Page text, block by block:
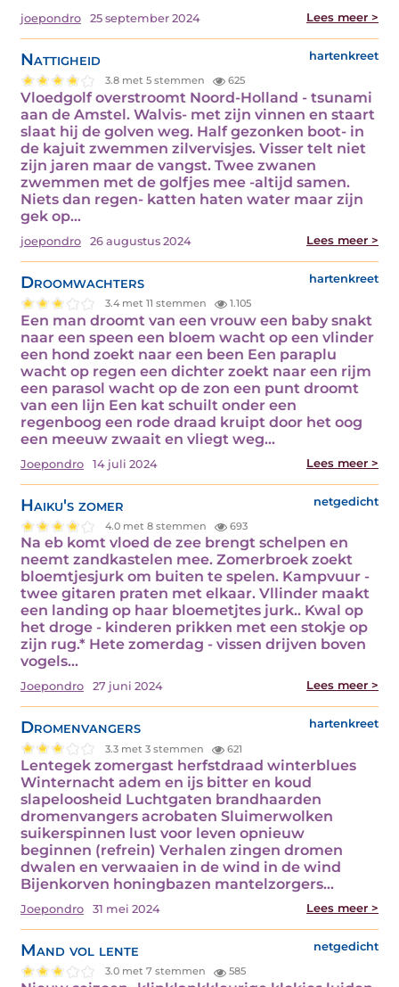
joepondro 25 september 2024 Lees meer >
Nattigheid hartenkreet
3.8 met 5 stemmen 625
Vloedgolf overstroomt Noord-Holland - tsunami
aan de Amstel. Walvis- met zijn vinnen en staart
slaat hij de golven weg. Half gezonken boot- in
de kajuit zwemmen zilvervisjes. Visser telt niet
zijn jaren maar de vangst. Twee zwanen
zwemmen met de golfjes mee -altijd samen.
Niets dan regen- katten haten water maar zijn
gek op…
joepondro 26 augustus 2024 Lees meer >
Droomwachters hartenkreet
3.4 met 11 stemmen 1.105
Een man droomt van een vrouw een baby snakt
naar een speen een bloem wacht op een vlinder
een hond zoekt naar een been Een paraplu
wacht op regen een dichter zoekt naar een rijm
een parasol wacht op de zon een punt droomt
van een lijn Een kat schuilt onder een
regenboog een rode draad kruipt door het oog
een meeuw zwaait en vliegt weg…
Joepondro 14 juli 2024 Lees meer >
Haiku's zomer netgedicht
4.0 met 8 stemmen 693
Na eb komt vloed de zee brengt schelpen en
neemt zandkastelen mee. Zomerbroek zoekt
bloemtjesjurk om buiten te spelen. Kampvuur -
twee gitaren praten met elkaar. Vllinder maakt
een landing op haar bloemetjtes jurk.. Kwal op
het droge - kinderen prikken met een stokje op
zijn rug.* Hete zomerdag - vissen drijven boven
vogels…
Joepondro 27 juni 2024 Lees meer >
Dromenvangers hartenkreet
3.3 met 3 stemmen 621
Lentegek zomergast herfstdraad winterblues
Winternacht adem en ijs bitter en koud
slapeloosheid Luchtgaten brandhaarden
dromenvangers acrobaten Sluimerwolken
suikerspinnen lust voor leven opnieuw
beginnen (refrein) Verhalen zingen dromen
dwalen en verwaaien in de wind in de wind
Bijenkorven honingbazen mantelzorgers…
Joepondro 31 mei 2024 Lees meer >
Mand vol lente netgedicht
3.0 met 7 stemmen 585